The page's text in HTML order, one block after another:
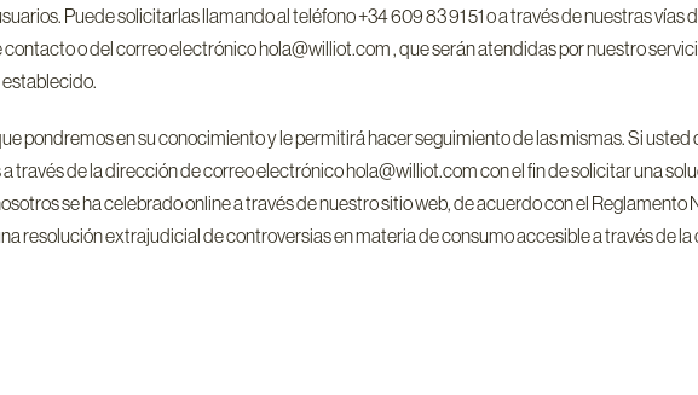
Puede solicitarlas llamando al teléfono +34 609 83 91 51 o a través de nuestras vías
o del correo electrónico hola@williot.com , que serán atendidas por nuestro
establecido.
pondremos en su conocimiento y le permitirá hacer seguimiento de las mismas. Si
través de la dirección de correo electrónico hola@williot.com con el fin de solicitar una
se ha celebrado online a través de nuestro sitio web, de acuerdo con el Reglamento
resolución extrajudicial de controversias en materia de consumo accesible a través de